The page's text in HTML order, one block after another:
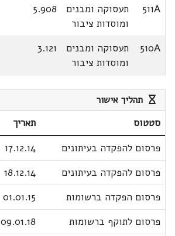
511A
תעסוקה ומבנים
ומוסדות ציבור
5.908
510A
תעסוקה ומבנים
ומוסדות ציבור
3.121
תהליך אישור
סטטוס תאריך
פרסום להפקדה בעיתונים
17.12.14
פרסום להפקדה בעיתונים
18.12.14
פרסום הפקדה ברשומות
01.01.15
פרסום לתוקף ברשומות
09.01.18